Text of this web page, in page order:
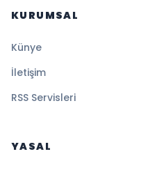
KURUMSAL
Künye
İletişim
RSS Servisleri
YASAL